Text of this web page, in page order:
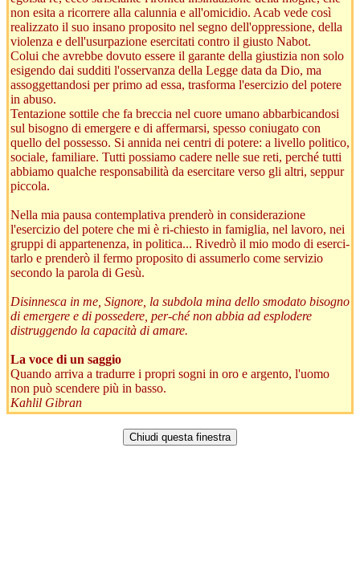
non esita a ricorrere alla calunnia e all'omicidio. Acab vede così
realizzato il suo insano proposito nel segno dell'oppressione, della
violenza e dell'usurpazione esercitati contro il giusto Nabot.
Colui che avrebbe dovuto essere il garante della giustizia non solo
esigendo dai sudditi l'osservanza della Legge data da Dio, ma
assoggettandosi per primo ad essa, trasforma l'esercizio del potere
in abuso.
Tentazione sottile che fa breccia nel cuore umano abbarbicandosi
sul bisogno di emergere e di affermarsi, spesso coniugato con
quello del possesso. Si annida nei centri di potere: a livello politico,
sociale, familiare. Tutti possiamo cadere nelle sue reti, perché tutti
abbiamo qualche responsabilità da esercitare verso gli altri, seppur
piccola.
Nella mia pausa contemplativa prenderò in considerazione
l'esercizio del potere che mi è ri-chiesto in famiglia, nel lavoro, nei
gruppi di appartenenza, in politica... Rivedrò il mio modo di eserci-
tarlo e prenderò il fermo proposito di assumerlo come servizio
secondo la parola di Gesù.
Disinnesca in me, Signore, la subdola mina dello smodato bisogno
di emergere e di possedere, per-ché non abbia ad esplodere
distruggendo la capacità di amare.
La voce di un saggio
Quando arriva a tradurre i propri sogni in oro e argento, l'uomo
non può scendere più in basso.
Kahlil Gibran